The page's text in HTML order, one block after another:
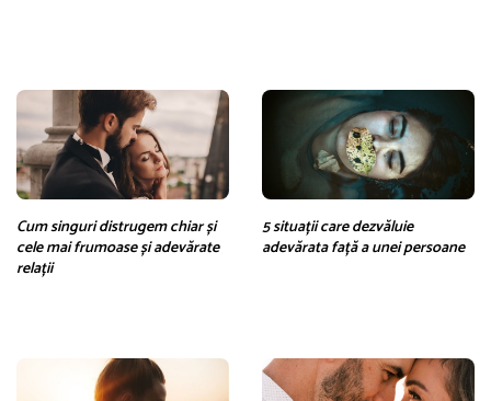
Cum singuri distrugem chiar și
cele mai frumoase și adevărate
relații
5 situații care dezvăluie
adevărata față a unei persoane